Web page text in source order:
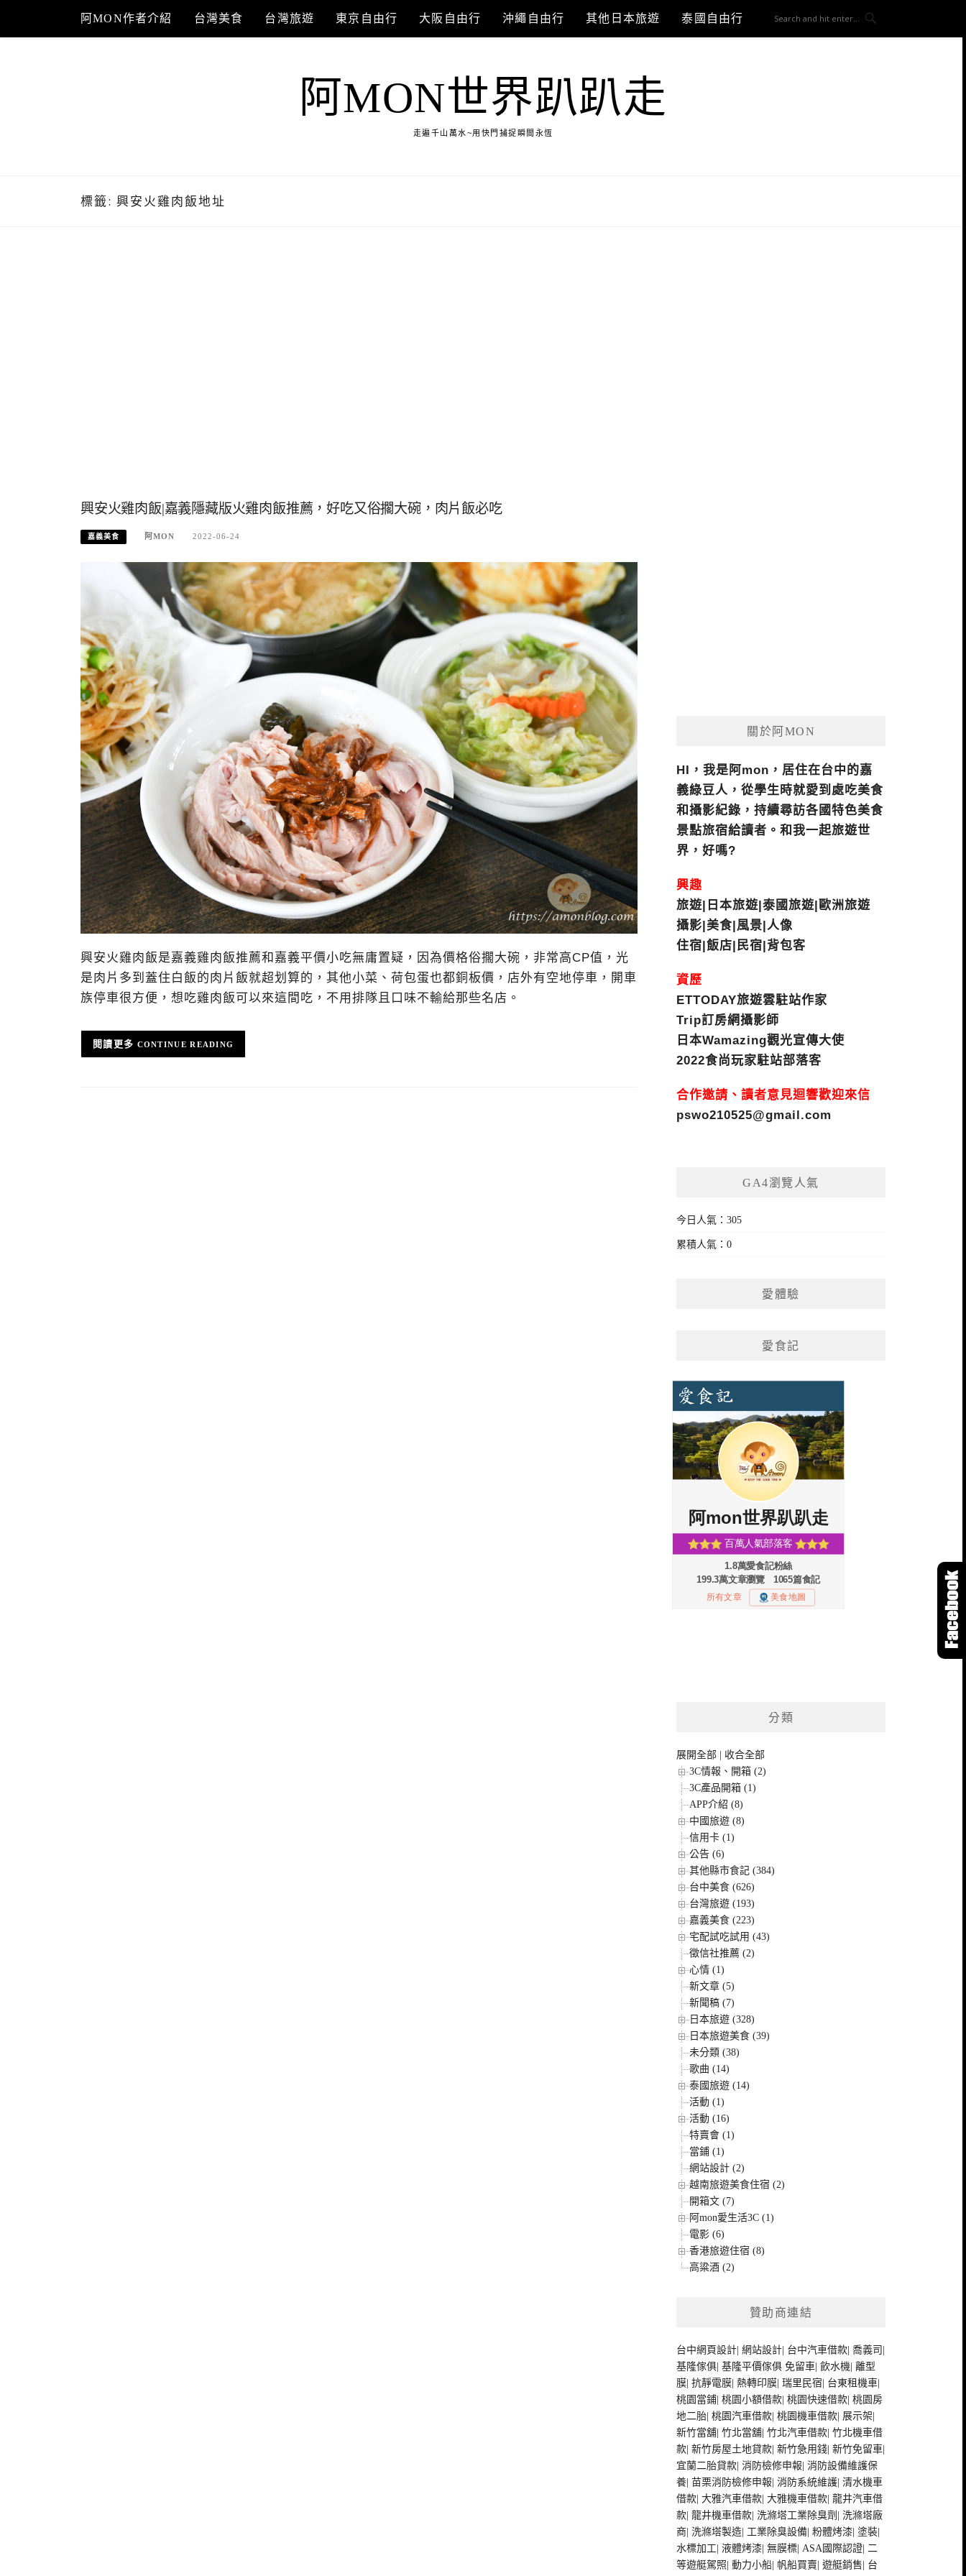
content
阿MON作者介紹 台灣美食 台灣旅遊 東京自由行 大阪自由行 沖繩自由行 其他日本旅遊 泰國自由行
阿MON世界趴趴走
走遍千山萬水~用快門捕捉瞬間永恆
標籤: 興安火雞肉飯地址
興安火雞肉飯|嘉義隱藏版火雞肉飯推薦，好吃又俗擱大碗，肉片飯必吃
嘉義美食 阿MON 2022-06-24
興安火雞肉飯是嘉義雞肉飯推薦和嘉義平價小吃無庸置疑，因為價格俗擱大碗，非常高CP值，光
是肉片多到蓋住白飯的肉片飯就超划算的，其他小菜、荷包蛋也都銅板價，店外有空地停車，開車
族停車很方便，想吃雞肉飯可以來這間吃，不用排隊且口味不輸給那些名店。
CONTINUE READING
關於阿MON
HI，我是阿mon，居住在台中的嘉
義綠豆人，從學生時就愛到處吃美食
和攝影紀錄，持續尋訪各國特色美食
景點旅宿給讀者。和我一起旅遊世
界，好嗎?
興趣
旅遊|日本旅遊|泰國旅遊|歐洲旅遊
攝影|美食|風景|人像
住宿|飯店|民宿|背包客
資歷
ETTODAY旅遊雲駐站作家
Trip訂房網攝影師
日本Wamazing觀光宣傳大使
2022食尚玩家駐站部落客
合作邀請、讀者意見迴響歡迎來信
pswo210525@gmail.com
GA4瀏覽人氣
今日人氣：305
累積人氣：0
愛體驗
愛食記
分類
展開全部
收合全部
3C情報、開箱 (2)
3C產品開箱 (1)
APP介紹 (8)
中國旅遊 (8)
信用卡 (1)
公告 (6)
其他縣市食記 (384)
台中美食 (626)
台灣旅遊 (193)
嘉義美食 (223)
宅配試吃試用 (43)
徵信社推薦 (2)
心情 (1)
新文章 (5)
新聞稿 (7)
日本旅遊 (328)
日本旅遊美食 (39)
未分類 (38)
歌曲 (14)
泰國旅遊 (14)
活動 (1)
活動 (16)
特賣會 (1)
當鋪 (1)
網站設計 (2)
越南旅遊美食住宿 (2)
開箱文 (7)
阿mon愛生活3C (1)
電影 (6)
香港旅遊住宿 (8)
高粱酒 (2)
贊助商連結
台中網頁設計 |網站設計 台中汽車借款 |喬義司
基隆傢俱 |基隆平價傢俱 免留車 |飲水機 |離型
膜 |抗靜電膜 |熱轉印膜 |瑞里民宿 台東租機車
桃園當鋪 |桃園小額借款 |桃園快速借款 |桃園房
地二胎 |桃園汽車借款 |桃園機車借款 展示架
新竹當舖 |竹北當舖 |竹北汽車借款 |竹北機車借
款 |新竹房屋土地貸款 |新竹急用錢 |新竹免留車
宜蘭二胎貸款 |消防檢修申報 |消防設備維護保
養 |苗栗消防檢修申報 |消防系統維護 |清水機車
借款 |大雅汽車借款 |大雅機車借款 |龍井汽車借
款 |龍井機車借款 洗滌塔工業除臭劑
洗滌塔廠
商 洗滌塔製造 工業除臭設備 |粉體烤漆 |塗裝
水標加工 |液體烤漆 |無膜標 |ASA國際認證 |二
等遊艇駕照 |動力小船 帆船買賣 |遊艇銷售 台